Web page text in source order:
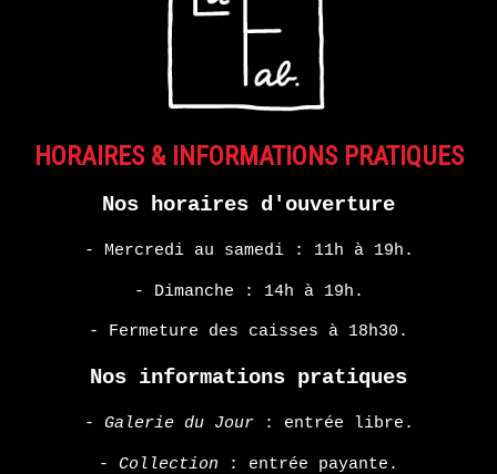
HORAIRES & INFORMATIONS PRATIQUES
Nos horaires d'ouverture
- Mercredi au samedi : 11h à 19h.
- Dimanche : 14h à 19h.
- Fermeture des caisses à 18h30.
Nos informations pratiques
- Galerie du Jour: entrée libre.
- Collection : entrée payante.